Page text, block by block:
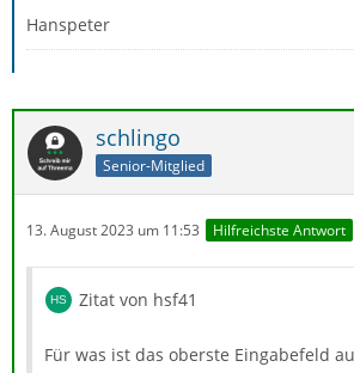
Hanspeter
schlingo
Senior-Mitglied
13. August 2023 um 11:53 Hilfreichste Antwort
Zitat von hsf41
Für was ist das oberste Eingabefeld